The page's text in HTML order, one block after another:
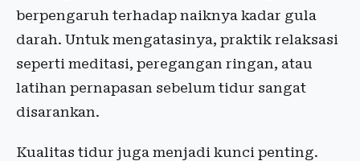
berpengaruh terhadap naiknya kadar gula
darah. Untuk mengatasinya, praktik relaksasi
seperti meditasi, peregangan ringan, atau
latihan pernapasan sebelum tidur sangat
disarankan.
Kualitas tidur juga menjadi kunci penting.